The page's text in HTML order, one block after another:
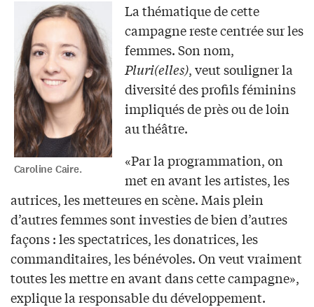
Caroline Caire.
La thématique de cette
campagne reste centrée sur les
femmes. Son nom,
Pluri(elles), veut souligner la
diversité des profils féminins
impliqués de près ou de loin
au théâtre.
«Par la programmation, on
met en avant les artistes, les
autrices, les metteures en scène. Mais plein
d’autres femmes sont investies de bien d’autres
façons : les spectatrices, les donatrices, les
commanditaires, les bénévoles. On veut vraiment
toutes les mettre en avant dans cette campagne»,
explique la responsable du développement.